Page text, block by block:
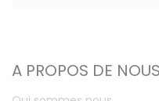
A PROPOS DE NOUS